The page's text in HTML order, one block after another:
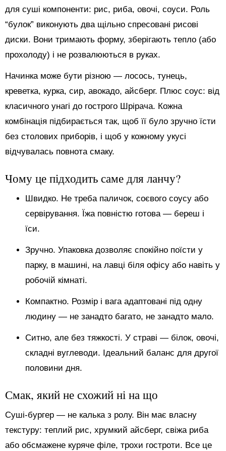
для суші компоненти: рис, риба, овочі, соуси. Роль
“булок” виконують два щільно спресовані рисові
диски. Вони тримають форму, зберігають тепло (або
прохолоду) і не розвалюються в руках.
Начинка може бути різною — лосось, тунець,
креветка, курка, сир, авокадо, айсберг. Плюс соус: від
класичного унагі до гострого Шрірача. Кожна
комбінація підбирається так, щоб її було зручно їсти
без столових приборів, і щоб у кожному укусі
відчувалась повнота смаку.
Чому це підходить саме для ланчу?
Швидко. Не треба паличок, соєвого соусу або
сервірування. Їжа повністю готова — береш і
їси.
Зручно. Упаковка дозволяє спокійно поїсти у
парку, в машині, на лавці біля офісу або навіть у
робочій кімнаті.
Компактно. Розмір і вага адаптовані під одну
людину — не занадто багато, не занадто мало.
Ситно, але без тяжкості. У страві — білок, овочі,
складні вуглеводи. Ідеальний баланс для другої
половини дня.
Смак, який не схожий ні на що
Суші-бургер — не калька з ролу. Він має власну
текстуру: теплий рис, хрумкий айсберг, свіжа риба
або обсмажене куряче філе, трохи гостроти. Все це